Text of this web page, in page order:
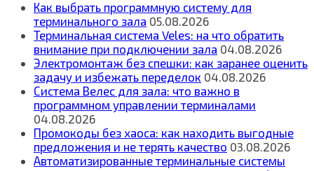
Как выбрать программную систему для
терминального зала 05.08.2026
Терминальная система Veles: на что обратить
внимание при подключении зала 04.08.2026
Электромонтаж без спешки: как заранее оценить
задачу и избежать переделок 04.08.2026
Система Велес для зала: что важно в
программном управлении терминалами
04.08.2026
Промокоды без хаоса: как находить выгодные
предложения и не терять качество 03.08.2026
Автоматизированные терминальные системы